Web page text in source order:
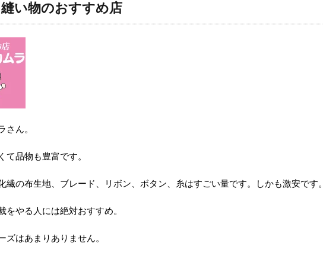
い物のおすすめ店
さん。
て品物も豊富です。
繊の布生地、ブレード、リボン、ボタン、糸はすごい量です。しかも激安です。
をやる人には絶対おすすめ。
ズはあまりありません。